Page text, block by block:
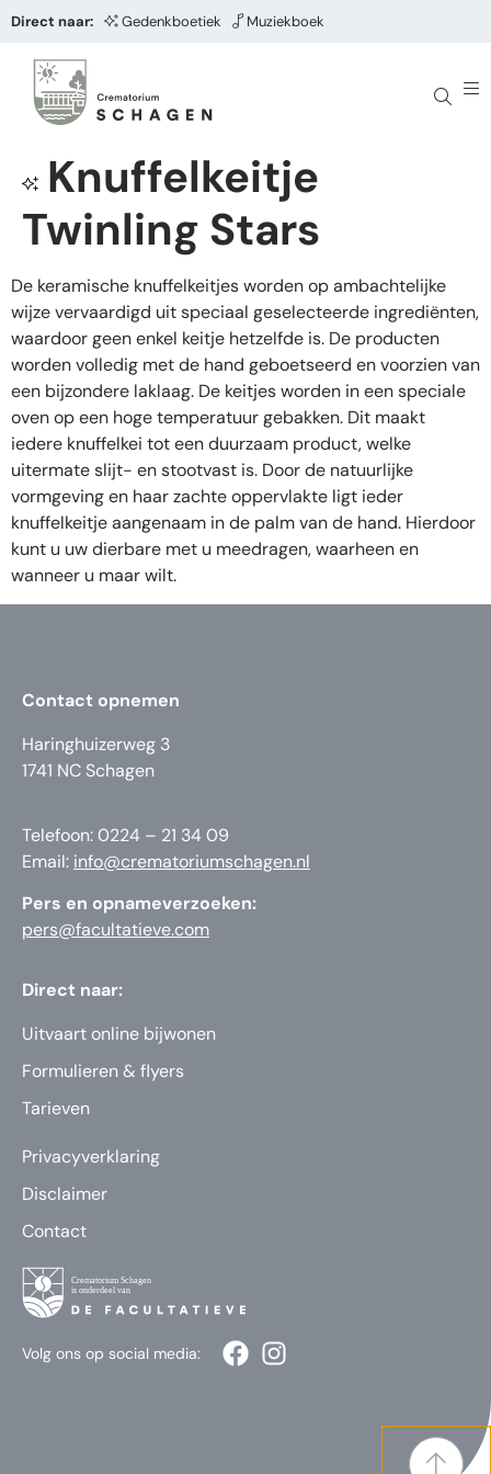
Direct naar: Gedenkboetiek Muziekboek
Knuffelkeitje
Twinling Stars
De keramische knuffelkeitjes worden op ambachtelijke
wijze vervaardigd uit speciaal geselecteerde ingrediënten,
waardoor geen enkel keitje hetzelfde is. De producten
worden volledig met de hand geboetseerd en voorzien van
een bijzondere laklaag. De keitjes worden in een speciale
oven op een hoge temperatuur gebakken. Dit maakt
iedere knuffelkei tot een duurzaam product, welke
uitermate slijt- en stootvast is. Door de natuurlijke
vormgeving en haar zachte oppervlakte ligt ieder
knuffelkeitje aangenaam in de palm van de hand. Hierdoor
kunt u uw dierbare met u meedragen, waarheen en
wanneer u maar wilt.
Contact opnemen
Haringhuizerweg 3
1741 NC Schagen
Telefoon: 0224 – 21 34 09
Email: info@crematoriumschagen.nl
Pers en opnameverzoeken:
pers@facultatieve.com
Direct naar:
Uitvaart online bijwonen
Formulieren & flyers
Tarieven
Privacyverklaring
Disclaimer
Contact
Volg ons op social media: